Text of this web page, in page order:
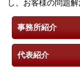
し、お客様の問題
事務所紹介
代表紹介